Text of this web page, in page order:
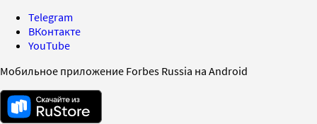
Telegram
ВКонтакте
YouTube
Мобильное приложение Forbes Russia на Android